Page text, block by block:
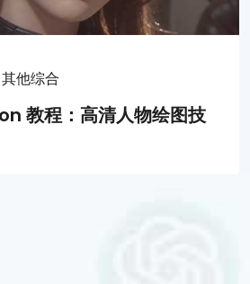
其他综合
教程：高清人物绘图技